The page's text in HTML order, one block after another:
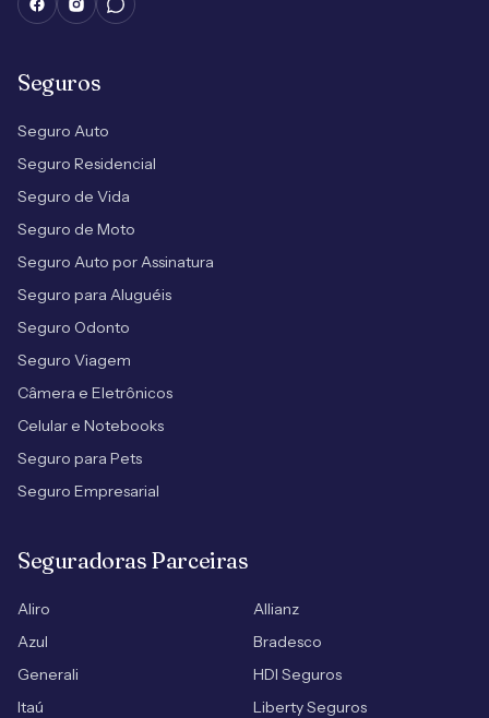
Seguros
Seguro Auto
Seguro Residencial
Seguro de Vida
Seguro de Moto
Seguro Auto por Assinatura
Seguro para Aluguéis
Seguro Odonto
Seguro Viagem
Câmera e Eletrônicos
Celular e Notebooks
Seguro para Pets
Seguro Empresarial
Seguradoras Parceiras
Aliro
Allianz
Azul
Bradesco
Generali
HDI Seguros
Itaú
Liberty Seguros